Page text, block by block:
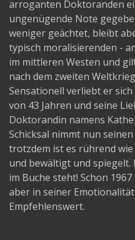
arroganten Doktoranden
ungenügende Note
weniger geächtet, bleibt
typisch moralisierenden -
im mittleren Westen und
nach dem zweiten
Sensationell verliebt er
von 43 Jahren und seine
Doktorandin namens
Schicksal nimmt nun
trotzdem ist es rührend
und bewältigt und spiegelt.
im Buche steht! Schon
aber in seiner
Empfehlenswert.